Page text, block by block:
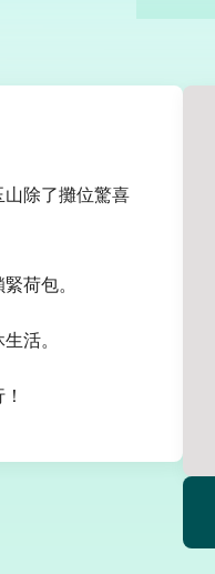
除了攤位驚喜
荷包。
活。